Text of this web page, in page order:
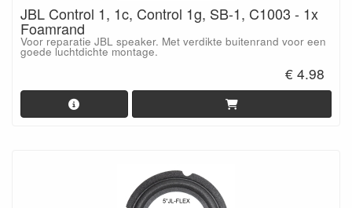
JBL Control 1, 1c, Control 1g, SB-1, C1003 - 1x
Foamrand
Voor reparatie JBL speaker. Met verdikte buitenrand voor een
goede luchtdichte montage.
€ 4.98